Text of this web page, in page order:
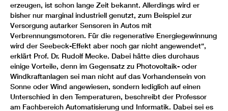
erzeugen, ist schon lange Zeit bekannt. Allerdings wird er
bisher nur marginal industriell genutzt, zum Beispiel zur
Versorgung autarker Sensoren in Autos mit
Verbrennungsmotoren. Für die regenerative Energiegewinnung
wird der Seebeck-Effekt aber noch gar nicht angewendet“,
erklärt Prof. Dr. Rudolf Mecke. Dabei hätte dies durchaus
einige Vorteile, denn im Gegensatz zu Photovoltaik- oder
Windkraftanlagen sei man nicht auf das Vorhandensein von
Sonne oder Wind angewiesen, sondern lediglich auf einen
Unterschied in den Temperaturen, beschreibt der Professor
am Fachbereich Automatisierung und Informatik. Dabei sei es